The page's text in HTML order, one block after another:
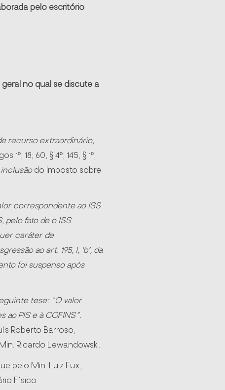
pelo escritório
no qual se discute a
recurso extraordinário,
1º; 18; 60, § 4º; 145, § 1º;
do Imposto sobre
correspondente ao ISS
pelo fato de o ISS
caráter de
ao art. 195, I, ‘b’, da
foi suspenso após
tese: “O valor
PIS e à COFINS”.
Roberto Barroso,
Ricardo Lewandowski.
pelo Min. Luiz Fux,
Físico.